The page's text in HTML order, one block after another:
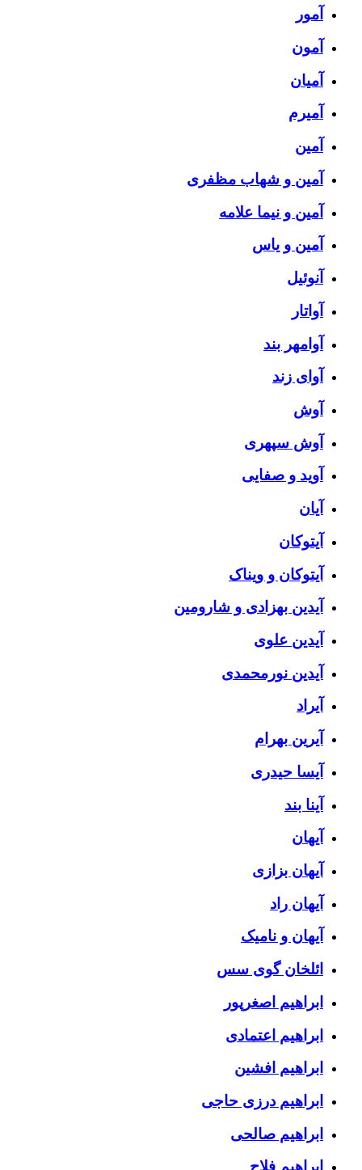
آمور
آمون
آمیان
آمیرم
آمین
آمین و شهاب مظفری
آمین و نیما علامه
آمین و یاس
آنوئیل
آواتار
آوامهر بند
آوای زند
آوش
آوش سپهری
آوید و صفایی
آیان
آیتوکان
آیتوکان و ویناک
آیدین بهزادی و شارومین
آیدین علوی
آیدین نورمحمدی
آیراد
آیرین بهرام
آیسا حیدری
آینا بند
آیهان
آیهان بزازی
آیهان راد
آیهان و نامیک
ائلخان گوی سس
ابراهیم اصغرپور
ابراهیم اعتمادی
ابراهیم افشین
ابراهیم درزی حاجی
ابراهیم صالحی